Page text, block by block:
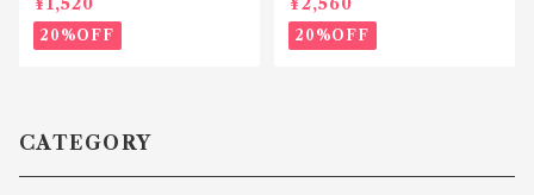
20%OFF 20%OFF
CATEGORY